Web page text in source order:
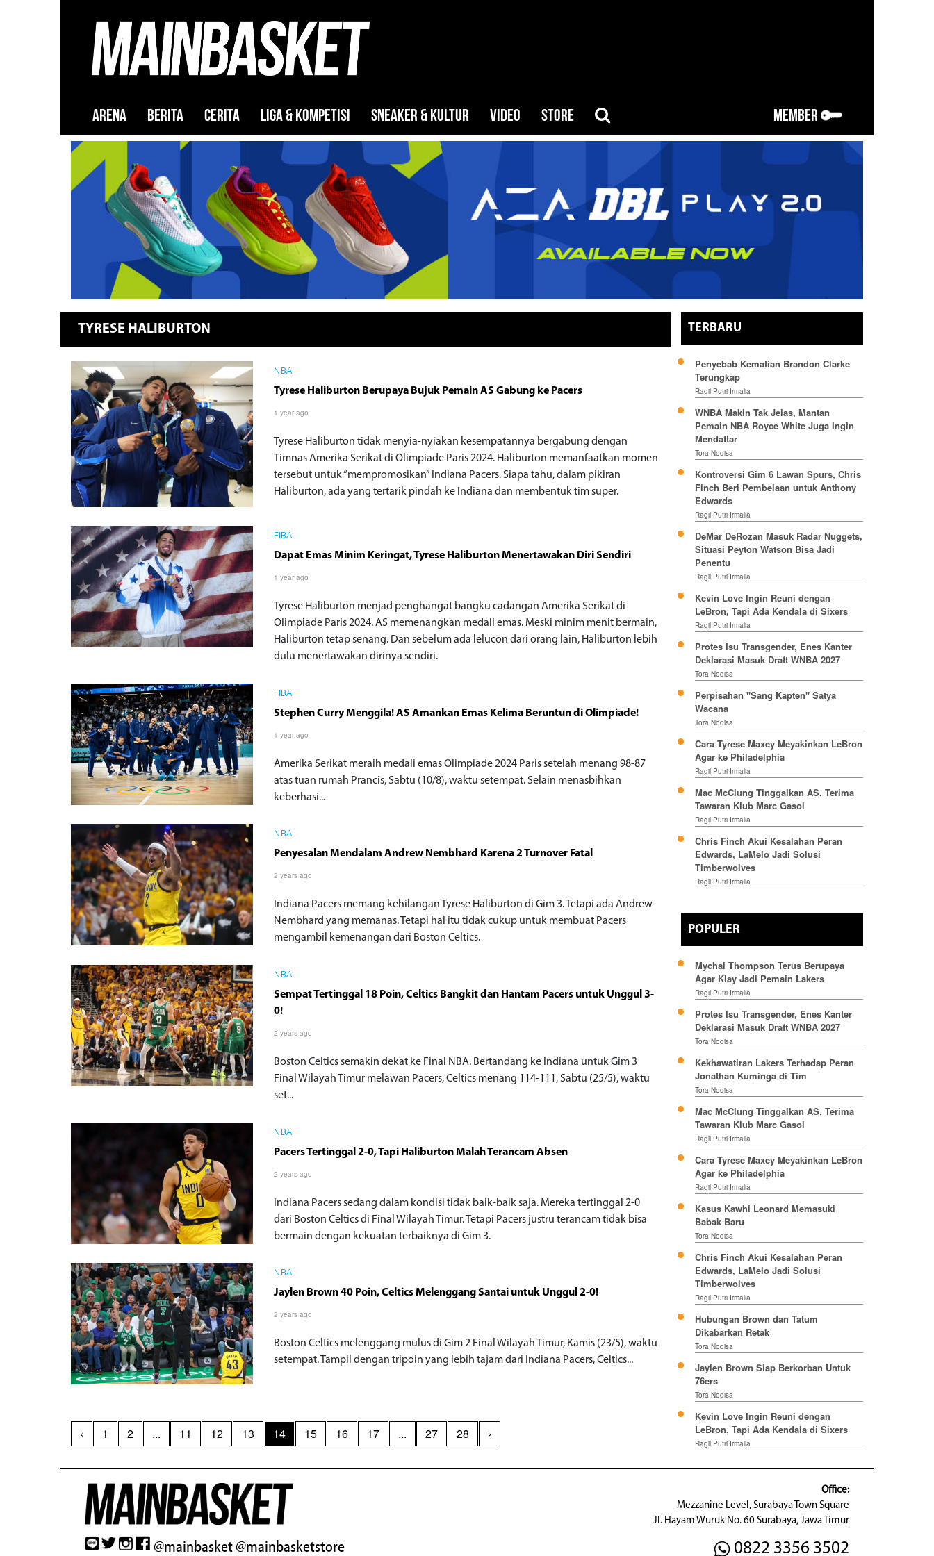
ARENA BERITA CERITA LIGA & KOMPETISI SNEAKER & KULTUR VIDEO STORE MEMBER
TYRESE HALIBURTON
NBA
Tyrese Haliburton Berupaya Bujuk Pemain AS Gabung ke Pacers
1 year ago
Tyrese Haliburton tidak menyia-nyiakan kesempatannya bergabung dengan
Timnas Amerika Serikat di Olimpiade Paris 2024. Haliburton memanfaatkan momen
tersebut untuk “mempromosikan” Indiana Pacers. Siapa tahu, dalam pikiran
Haliburton, ada yang tertarik pindah ke Indiana dan membentuk tim super.
FIBA
Dapat Emas Minim Keringat, Tyrese Haliburton Menertawakan Diri Sendiri
1 year ago
Tyrese Haliburton menjad penghangat bangku cadangan Amerika Serikat di
Olimpiade Paris 2024. AS memenangkan medali emas. Meski minim menit bermain,
Haliburton tetap senang. Dan sebelum ada lelucon dari orang lain, Haliburton lebih
dulu menertawakan dirinya sendiri.
FIBA
Stephen Curry Menggila! AS Amankan Emas Kelima Beruntun di Olimpiade!
1 year ago
Amerika Serikat meraih medali emas Olimpiade 2024 Paris setelah menang 98-87
atas tuan rumah Prancis, Sabtu (10/8), waktu setempat. Selain menasbihkan
keberhasi...
NBA
Penyesalan Mendalam Andrew Nembhard Karena 2 Turnover Fatal
2 years ago
Indiana Pacers memang kehilangan Tyrese Haliburton di Gim 3. Tetapi ada Andrew
Nembhard yang memanas. Tetapi hal itu tidak cukup untuk membuat Pacers
mengambil kemenangan dari Boston Celtics.
NBA
Sempat Tertinggal 18 Poin, Celtics Bangkit dan Hantam Pacers untuk Unggul 3-
0!
2 years ago
Boston Celtics semakin dekat ke Final NBA. Bertandang ke Indiana untuk Gim 3
Final Wilayah Timur melawan Pacers, Celtics menang 114-111, Sabtu (25/5), waktu
set...
NBA
Pacers Tertinggal 2-0, Tapi Haliburton Malah Terancam Absen
2 years ago
Indiana Pacers sedang dalam kondisi tidak baik-baik saja. Mereka tertinggal 2-0
dari Boston Celtics di Final Wilayah Timur. Tetapi Pacers justru terancam tidak bisa
bermain dengan kekuatan terbaiknya di Gim 3.
NBA
Jaylen Brown 40 Poin, Celtics Melenggang Santai untuk Unggul 2-0!
2 years ago
Boston Celtics melenggang mulus di Gim 2 Final Wilayah Timur, Kamis (23/5), waktu
setempat. Tampil dengan tripoin yang lebih tajam dari Indiana Pacers, Celtics...
‹ 1 2 ... 11 12 13 14 15 16 17 ... 27 28 ›
TERBARU
Penyebab Kematian Brandon Clarke
Terungkap
Ragil Putri Irmalia
WNBA Makin Tak Jelas, Mantan
Pemain NBA Royce White Juga Ingin
Mendaftar
Tora Nodisa
Kontroversi Gim 6 Lawan Spurs, Chris
Finch Beri Pembelaan untuk Anthony
Edwards
Ragil Putri Irmalia
DeMar DeRozan Masuk Radar Nuggets,
Situasi Peyton Watson Bisa Jadi
Penentu
Ragil Putri Irmalia
Kevin Love Ingin Reuni dengan
LeBron, Tapi Ada Kendala di Sixers
Ragil Putri Irmalia
Protes Isu Transgender, Enes Kanter
Deklarasi Masuk Draft WNBA 2027
Tora Nodisa
Perpisahan "Sang Kapten" Satya
Wacana
Tora Nodisa
Cara Tyrese Maxey Meyakinkan LeBron
Agar ke Philadelphia
Ragil Putri Irmalia
Mac McClung Tinggalkan AS, Terima
Tawaran Klub Marc Gasol
Ragil Putri Irmalia
Chris Finch Akui Kesalahan Peran
Edwards, LaMelo Jadi Solusi
Timberwolves
Ragil Putri Irmalia
POPULER
Mychal Thompson Terus Berupaya
Agar Klay Jadi Pemain Lakers
Ragil Putri Irmalia
Protes Isu Transgender, Enes Kanter
Deklarasi Masuk Draft WNBA 2027
Tora Nodisa
Kekhawatiran Lakers Terhadap Peran
Jonathan Kuminga di Tim
Tora Nodisa
Mac McClung Tinggalkan AS, Terima
Tawaran Klub Marc Gasol
Ragil Putri Irmalia
Cara Tyrese Maxey Meyakinkan LeBron
Agar ke Philadelphia
Ragil Putri Irmalia
Kasus Kawhi Leonard Memasuki
Babak Baru
Tora Nodisa
Chris Finch Akui Kesalahan Peran
Edwards, LaMelo Jadi Solusi
Timberwolves
Ragil Putri Irmalia
Hubungan Brown dan Tatum
Dikabarkan Retak
Tora Nodisa
Jaylen Brown Siap Berkorban Untuk
76ers
Tora Nodisa
Kevin Love Ingin Reuni dengan
LeBron, Tapi Ada Kendala di Sixers
Ragil Putri Irmalia
@mainbasket@mainbasketstore
Office:
Mezzanine Level, Surabaya Town Square
Jl. Hayam Wuruk No. 60 Surabaya, Jawa Timur
0822 3356 3502